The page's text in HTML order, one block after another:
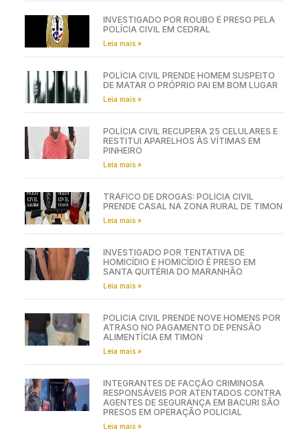
INVESTIGADO POR ROUBO É PRESO PELA
POLÍCIA CIVIL EM CEDRAL
Leia mais »
POLÍCIA CIVIL PRENDE HOMEM SUSPEITO
DE MATAR O PRÓPRIO PAI EM BOM LUGAR
Leia mais »
POLÍCIA CIVIL RECUPERA 25 CELULARES E
RESTITUI APARELHOS ÀS VÍTIMAS EM
PINHEIRO
Leia mais »
TRÁFICO DE DROGAS: POLÍCIA CIVIL
PRENDE CASAL NA ZONA RURAL DE TIMON
Leia mais »
INVESTIGADO POR TENTATIVA DE
HOMICÍDIO E HOMICÍDIO É PRESO EM
SANTA QUITÉRIA DO MARANHÃO
Leia mais »
POLÍCIA CIVIL PRENDE NOVE HOMENS POR
ATRASO NO PAGAMENTO DE PENSÃO
ALIMENTÍCIA EM TIMON
Leia mais »
INTEGRANTES DE FACÇÃO CRIMINOSA
RESPONSÁVEIS POR ATENTADOS CONTRA
AGENTES DE SEGURANÇA EM BACURI SÃO
PRESOS EM OPERAÇÃO POLICIAL
Leia mais »